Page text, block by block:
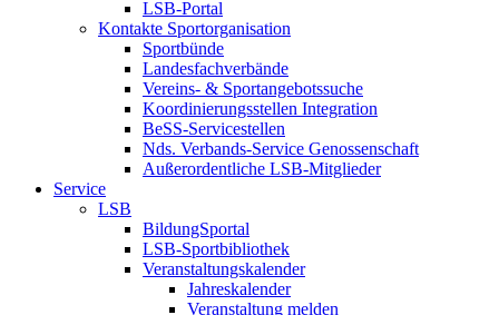
LSB-Portal
Kontakte Sportorganisation
Sportbünde
Landesfachverbände
Vereins- & Sportangebotssuche
Koordinierungsstellen Integration
BeSS-Servicestellen
Nds. Verbands-Service Genossenschaft
Außerordentliche LSB-Mitglieder
Service
LSB
BildungSportal
LSB-Sportbibliothek
Veranstaltungskalender
Jahreskalender
Veranstaltung melden